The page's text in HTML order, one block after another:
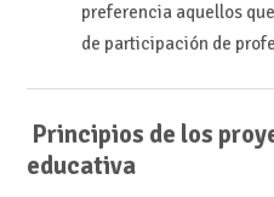
preferencia aquellos
de participación de
Principios de los
educativa